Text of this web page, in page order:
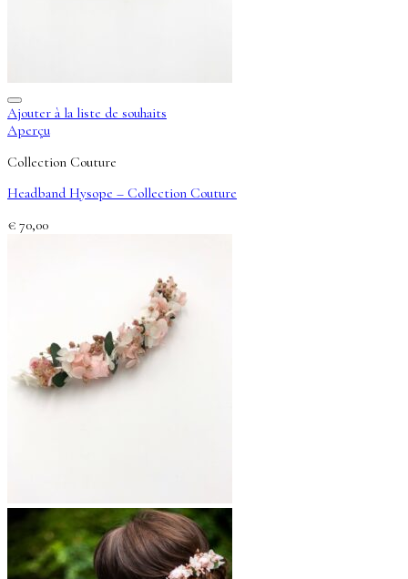
Ajouter à la liste de souhaits
Aperçu
Collection Couture
Headband Hysope – Collection Couture
€ 70,00